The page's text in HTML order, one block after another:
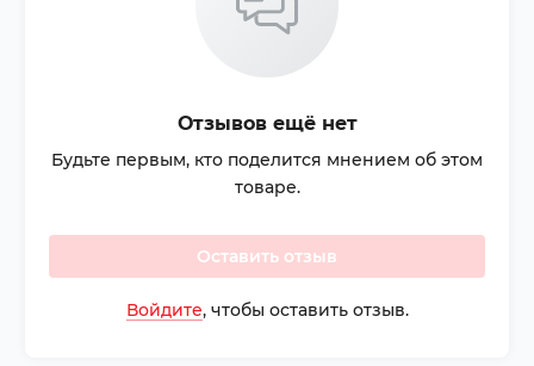
Отзывов ещё нет
Будьте первым, кто поделится мнением об этом
товаре.
Оставить отзыв
Войдите, чтобы оставить отзыв.